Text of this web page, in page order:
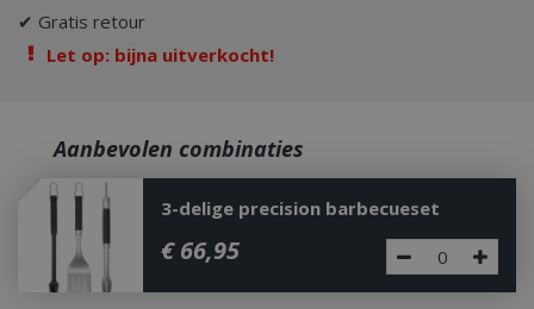
✔ Gratis retour
Let op: bijna uitverkocht!
Aanbevolen combinaties
3-delige precision barbecueset
€ 66,95